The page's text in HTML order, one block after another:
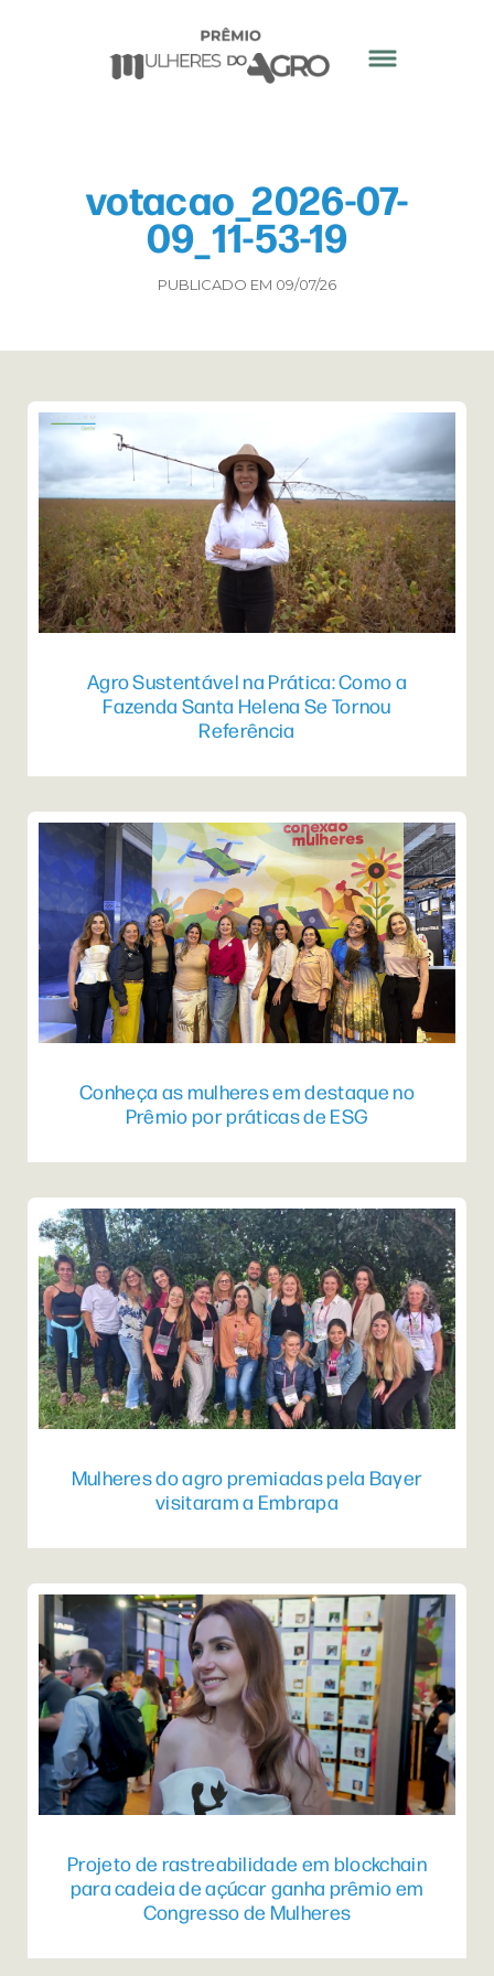
votacao_2026-07-
09_11-53-19
PUBLICADO EM 09/07/26
Agro Sustentável na Prática: Como a
Fazenda Santa Helena Se Tornou
Referência
Conheça as mulheres em destaque no
Prêmio por práticas de ESG
Mulheres do agro premiadas pela Bayer
visitaram a Embrapa
Projeto de rastreabilidade em blockchain
para cadeia de açúcar ganha prêmio em
Congresso de Mulheres